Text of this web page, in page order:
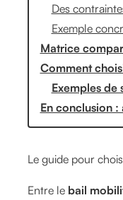
Des
Exemple
Matrice
Comment
Exemples de
En conclusion
Le guide pour
Entre le bail